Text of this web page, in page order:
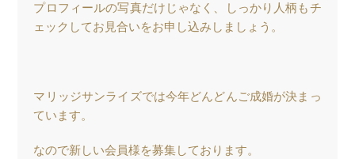
プロフィールの写真だけじゃなく、しっかり人柄もチ
ェックしてお見合いをお申し込みしましょう。
マリッジサンライズでは今年どんどんご成婚が決まっ
ています。
なので新しい会員様を募集しております。